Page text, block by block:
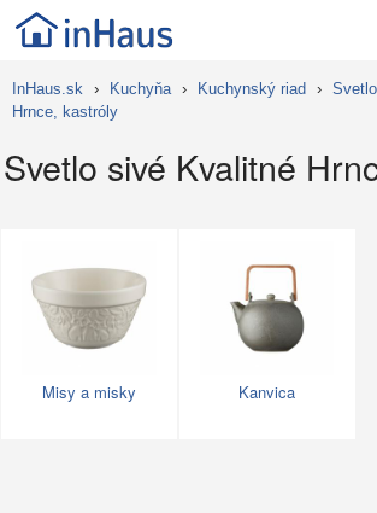
InHaus.sk › Kuchyňa › Kuchynský riad ›
Hrnce, kastróly
Svetlo sivé Kvalitné
Misy a misky Kanvica